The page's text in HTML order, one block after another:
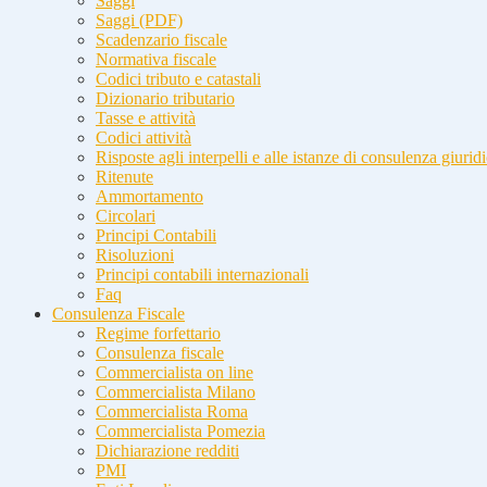
Saggi (PDF)
Scadenzario fiscale
Normativa fiscale
Codici tributo e catastali
Dizionario tributario
Tasse e attività
Codici attività
Risposte agli interpelli e alle istanze di consulenza
Ritenute
Ammortamento
Circolari
Principi Contabili
Risoluzioni
Principi contabili internazionali
Faq
Consulenza Fiscale
Regime forfettario
Consulenza fiscale
Commercialista on line
Commercialista Milano
Commercialista Roma
Commercialista Pomezia
Dichiarazione redditi
PMI